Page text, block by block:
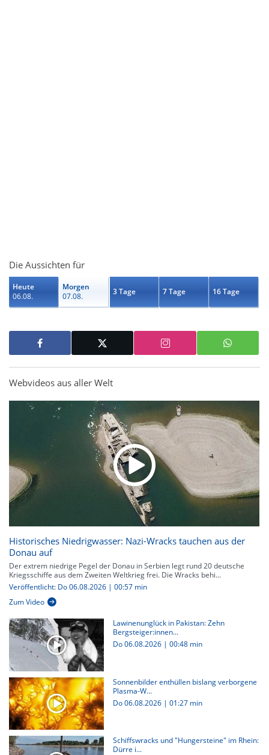
Die Aussichten für
Heute
06.08.
Morgen
07.08.
3 Tage 7 Tage 16 Tage
Webvideos aus aller Welt
Historisches Niedrigwasser: Nazi-Wracks tauchen aus der
Donau auf
Der extrem niedrige Pegel der Donau in Serbien legt rund 20 deutsche
Kriegsschiffe aus dem Zweiten Weltkrieg frei. Die Wracks behi...
Veröffentlicht: Do 06.08.2026 | 00:57 min
Zum Video
Lawinenunglück in Pakistan: Zehn
Bergsteiger:innen...
Do 06.08.2026 | 00:48 min
Sonnenbilder enthüllen bislang verborgene
Plasma-W...
Do 06.08.2026 | 01:27 min
Schiffswracks und "Hungersteine" im Rhein:
Dürre i...